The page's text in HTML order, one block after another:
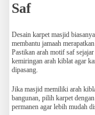
Saf
Desain karpet masjid
membantu jamaah
Pastikan arah motif saf
kemiringan arah kiblat agar
dipasang.
Jika masjid memiliki arah
bangunan, pilih karpet
permanen agar lebih mudah